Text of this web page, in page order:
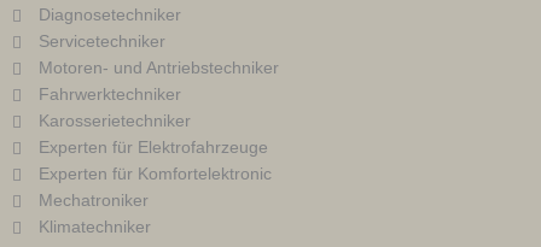
Diagnosetechniker
Servicetechniker
Motoren- und Antriebstechniker
Fahrwerktechniker
Karosserietechniker
Experten für Elektrofahrzeuge
Experten für Komfortelektronic
Mechatroniker
Klimatechniker